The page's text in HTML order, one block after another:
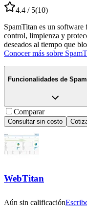
4.4 / 5(10)
SpamTitan es un software
control, limpienza y
deseados al tiempo que
Conocer más sobre
Funcionalidades de
Comparar
Consultar sin costo
WebTitan
Aún sin calificación